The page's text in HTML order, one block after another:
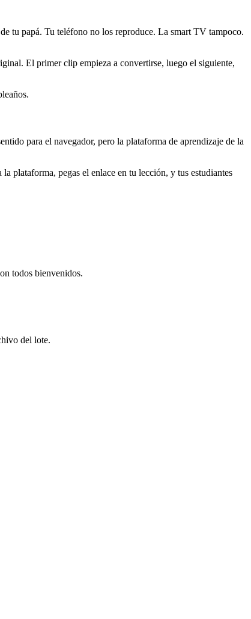
tu papá. Tu teléfono no los reproduce. La smart TV tampoco.
El primer clip empieza a convertirse, luego el siguiente,
para el navegador, pero la plataforma de aprendizaje de la
plataforma, pegas el enlace en tu lección, y tus estudiantes
todos bienvenidos.
del lote.